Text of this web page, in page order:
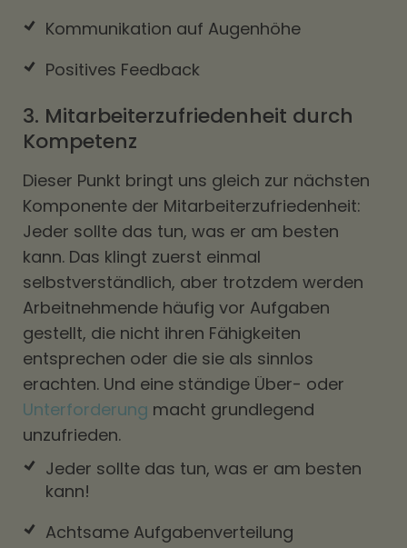
Kommunikation auf Augenhöhe
Positives Feedback
3. Mitarbeiterzufriedenheit durch
Kompetenz
Dieser Punkt bringt uns gleich zur nächsten
Komponente der Mitarbeiterzufriedenheit:
Jeder sollte das tun, was er am besten
kann. Das klingt zuerst einmal
selbstverständlich, aber trotzdem werden
Arbeitnehmende häufig vor Aufgaben
gestellt, die nicht ihren Fähigkeiten
entsprechen oder die sie als sinnlos
erachten. Und eine ständige Über- oder
Unterforderung macht grundlegend
unzufrieden.
Jeder sollte das tun, was er am besten
kann!
Achtsame Aufgabenverteilung